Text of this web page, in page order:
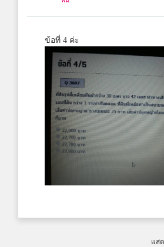
ข้อที่ 4 ค่ะ
แส